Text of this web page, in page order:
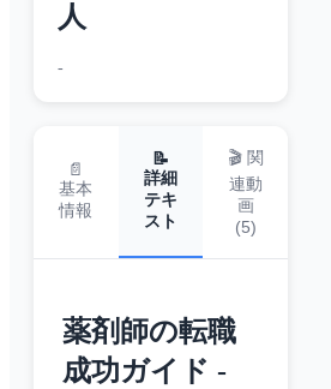
人
-
📄
基本
情報
📝
詳細
テキ
スト
🎬 関
連動
画
(5)
薬剤師の転職
成功ガイド -